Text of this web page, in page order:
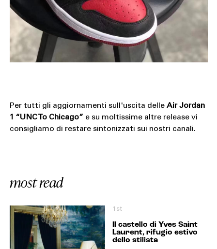
Per tutti gli aggiornamenti sull'uscita delle Air Jordan
1 “UNC To Chicago” e su moltissime altre release vi
consigliamo di restare sintonizzati sui nostri canali.
most read
1st
Il castello di Yves Saint
Laurent, rifugio estivo
dello stilista